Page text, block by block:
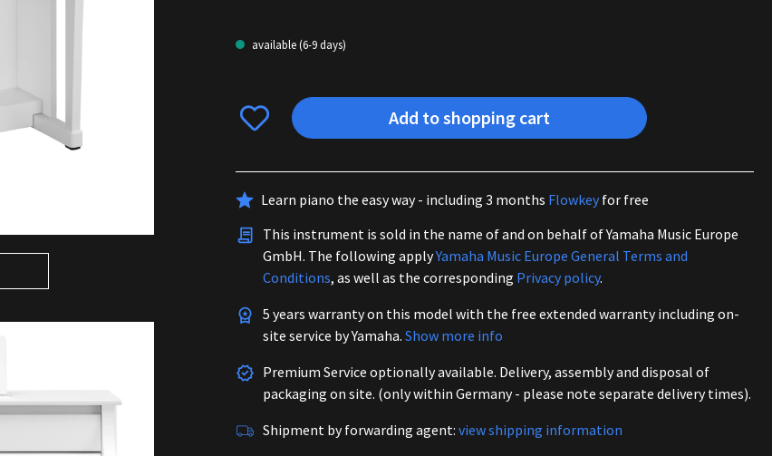
available (6-9 days)
Add to shopping cart
Learn piano the easy way - including 3 months Flowkeyfor free
This instrument is sold in the name of and on behalf of Yamaha Music Europe
GmbH. The following applyYamaha Music Europe General Terms and
Conditions, as well as the corresponding Privacy policy.
5 years warranty on this model with the free extended warranty including on-
site service by Yamaha. Show more info
Premium Service optionally available. Delivery, assembly and disposal of
packaging on site. (only within Germany - please note separate delivery times).
Shipment by forwarding agent: view shipping information